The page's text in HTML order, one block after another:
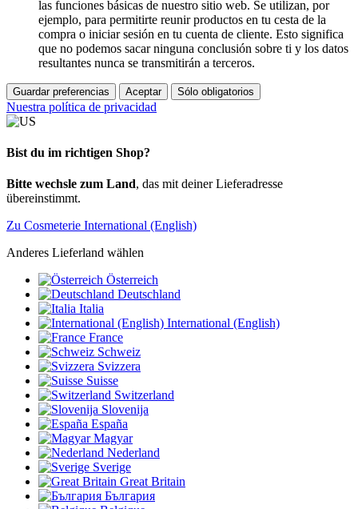
las funciones básicas de nuestro sitio web. Se utilizan, por
ejemplo, para permitirte reunir productos en tu cesta de la
compra o iniciar sesión en tu cuenta de cliente. Esto significa
que no podemos sacar ninguna conclusión sobre ti y los datos
resultantes nunca se transmitirán a terceros.
Guardar preferencias Aceptar Sólo obligatorios
Nuestra política de privacidad
Bist du im richtigen Shop?
Bitte wechsle zum Land, das mit deiner Lieferadresse
übereinstimmt.
Zu Cosmeterie International (English)
Anderes Lieferland wählen
Österreich
Deutschland
Italia
International (English)
France
Schweiz
Svizzera
Suisse
Switzerland
Slovenija
España
Magyar
Nederland
Sverige
Great Britain
България